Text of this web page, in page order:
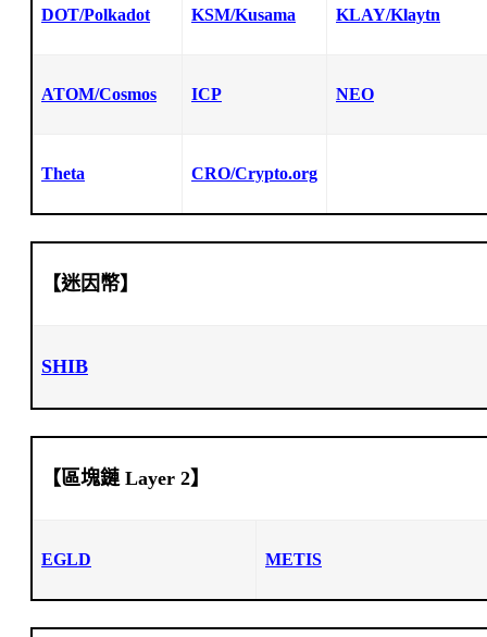
DOT/Polkadot KSM/Kusama KLAY/Klaytn
ATOM/Cosmos ICP NEO
Theta CRO/Crypto.org
【迷因幣】
SHIB
【區塊鏈 Layer 2】
EGLD METIS